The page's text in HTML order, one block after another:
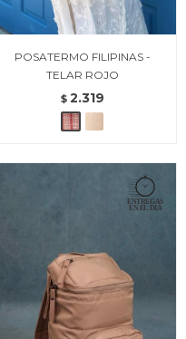
POSATERMO FILIPINAS -
TELAR ROJO
$ 2.319